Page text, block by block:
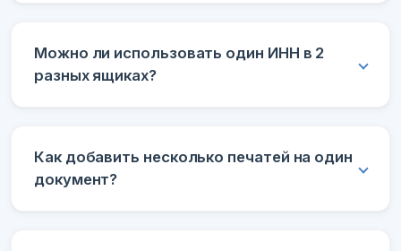
Можно ли использовать один ИНН в 2
разных ящиках?
Как добавить несколько печатей на один
документ?